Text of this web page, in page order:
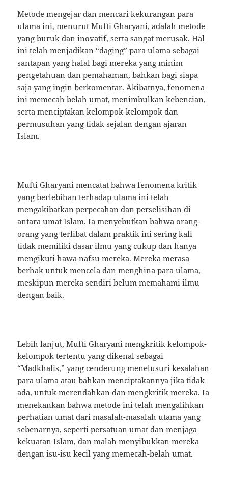
Metode mengejar dan mencari kekurangan para
ulama ini, menurut Mufti Gharyani, adalah metode
yang buruk dan inovatif, serta sangat merusak. Hal
ini telah menjadikan “daging” para ulama sebagai
santapan yang halal bagi mereka yang minim
pengetahuan dan pemahaman, bahkan bagi siapa
saja yang ingin berkomentar. Akibatnya, fenomena
ini memecah belah umat, menimbulkan kebencian,
serta menciptakan kelompok-kelompok dan
permusuhan yang tidak sejalan dengan ajaran
Islam.
Mufti Gharyani mencatat bahwa fenomena kritik
yang berlebihan terhadap ulama ini telah
mengakibatkan perpecahan dan perselisihan di
antara umat Islam. Ia menyebutkan bahwa orang-
orang yang terlibat dalam praktik ini sering kali
tidak memiliki dasar ilmu yang cukup dan hanya
mengikuti hawa nafsu mereka. Mereka merasa
berhak untuk mencela dan menghina para ulama,
meskipun mereka sendiri belum memahami ilmu
dengan baik.
Lebih lanjut, Mufti Gharyani mengkritik kelompok-
kelompok tertentu yang dikenal sebagai
“Madkhalis,” yang cenderung menelusuri kesalahan
para ulama atau bahkan menciptakannya jika tidak
ada, untuk merendahkan dan mengkritik mereka. Ia
menekankan bahwa metode ini telah mengalihkan
perhatian umat dari masalah-masalah utama yang
sebenarnya, seperti persatuan umat dan menjaga
kekuatan Islam, dan malah menyibukkan mereka
dengan isu-isu kecil yang memecah-belah umat.